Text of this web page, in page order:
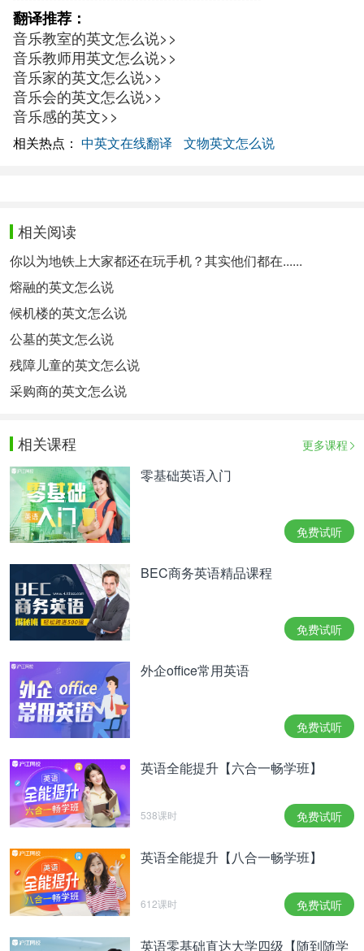
翻译推荐：
音乐教室的英文怎么说>>
音乐教师用英文怎么说>>
音乐家的英文怎么说>>
音乐会的英文怎么说>>
音乐感的英文>>
相关热点： 中英文在线翻译 文物英文怎么说
相关阅读
你以为地铁上大家都还在玩手机？其实他们都在......
熔融的英文怎么说
候机楼的英文怎么说
公墓的英文怎么说
残障儿童的英文怎么说
采购商的英文怎么说
相关课程 更多课程
零基础英语入门
免费试听
BEC商务英语精品课程
免费试听
外企office常用英语
免费试听
英语全能提升【六合一畅学班】
538课时 免费试听
英语全能提升【八合一畅学班】
612课时 免费试听
英语零基础直达大学四级【随到随学